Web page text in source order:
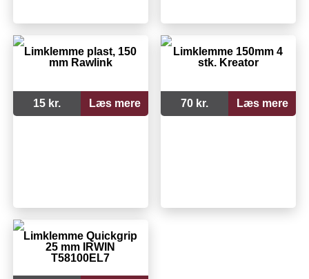
Limklemme plast, 150
mm Rawlink
15 kr. Læs mere
Limklemme 150mm 4
stk. Kreator
70 kr. Læs mere
Limklemme Quickgrip
25 mm IRWIN
T58100EL7